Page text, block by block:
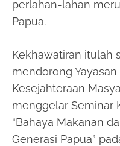
perlahan-lahan
Papua.
Kekhawatiran itulah
mendorong
Kesejahteraan
menggelar Seminar
“Bahaya Makanan
Generasi Papua”